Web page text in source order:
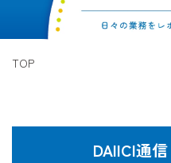
TOP
DAIICI通